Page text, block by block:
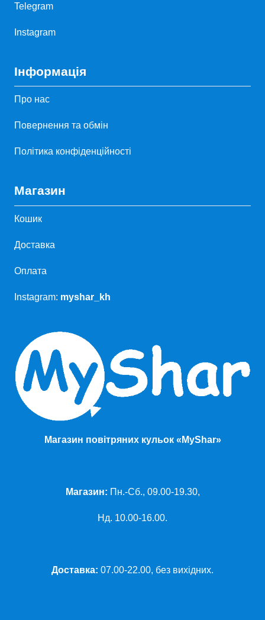
Telegram
Instagram
Інформація
Про нас
Повернення та обмін
Політика конфіденційності
Магазин
Кошик
Доставка
Оплата
Instagram: myshar_kh
Магазин повітряних кульок «MyShar»
Магазин: Пн.-Сб., 09.00-19.30,
Нд. 10.00-16.00.
Доставка: 07.00-22.00, без вихідних.